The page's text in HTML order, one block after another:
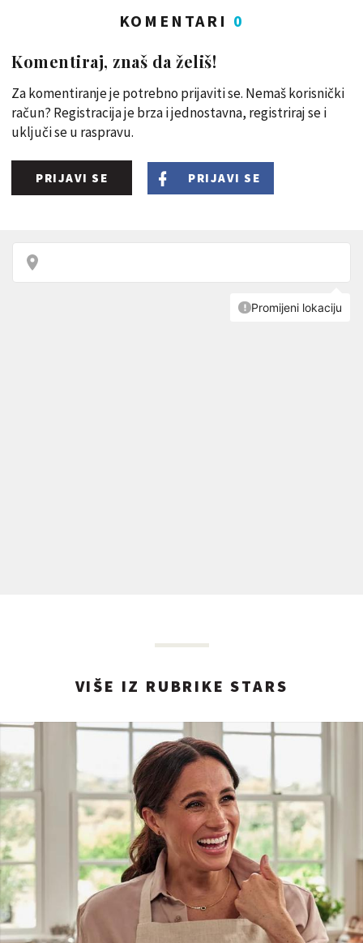
KOMENTARI 0
Komentiraj, znaš da želiš!
Za komentiranje je potrebno prijaviti se. Nemaš korisnički
račun? Registracija je brza i jednostavna, registriraj se i
uključi se u raspravu.
PRIJAVI SE PRIJAVI SE
VIŠE IZ RUBRIKE STARS